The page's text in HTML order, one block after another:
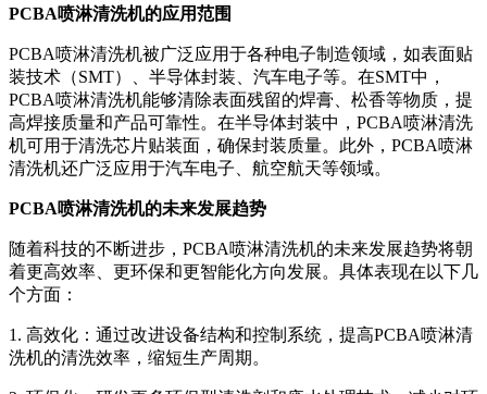
PCBA喷淋清洗机的应用范围
PCBA喷淋清洗机被广泛应用于各种电子制造领域，如表面贴
装技术（SMT）、半导体封装、汽车电子等。在SMT中，
PCBA喷淋清洗机能够清除表面残留的焊膏、松香等物质，提
高焊接质量和产品可靠性。在半导体封装中，PCBA喷淋清洗
机可用于清洗芯片贴装面，确保封装质量。此外，PCBA喷淋
清洗机还广泛应用于汽车电子、航空航天等领域。
PCBA喷淋清洗机的未来发展趋势
随着科技的不断进步，PCBA喷淋清洗机的未来发展趋势将朝
着更高效率、更环保和更智能化方向发展。具体表现在以下几
个方面：
1. 高效化：通过改进设备结构和控制系统，提高PCBA喷淋清
洗机的清洗效率，缩短生产周期。